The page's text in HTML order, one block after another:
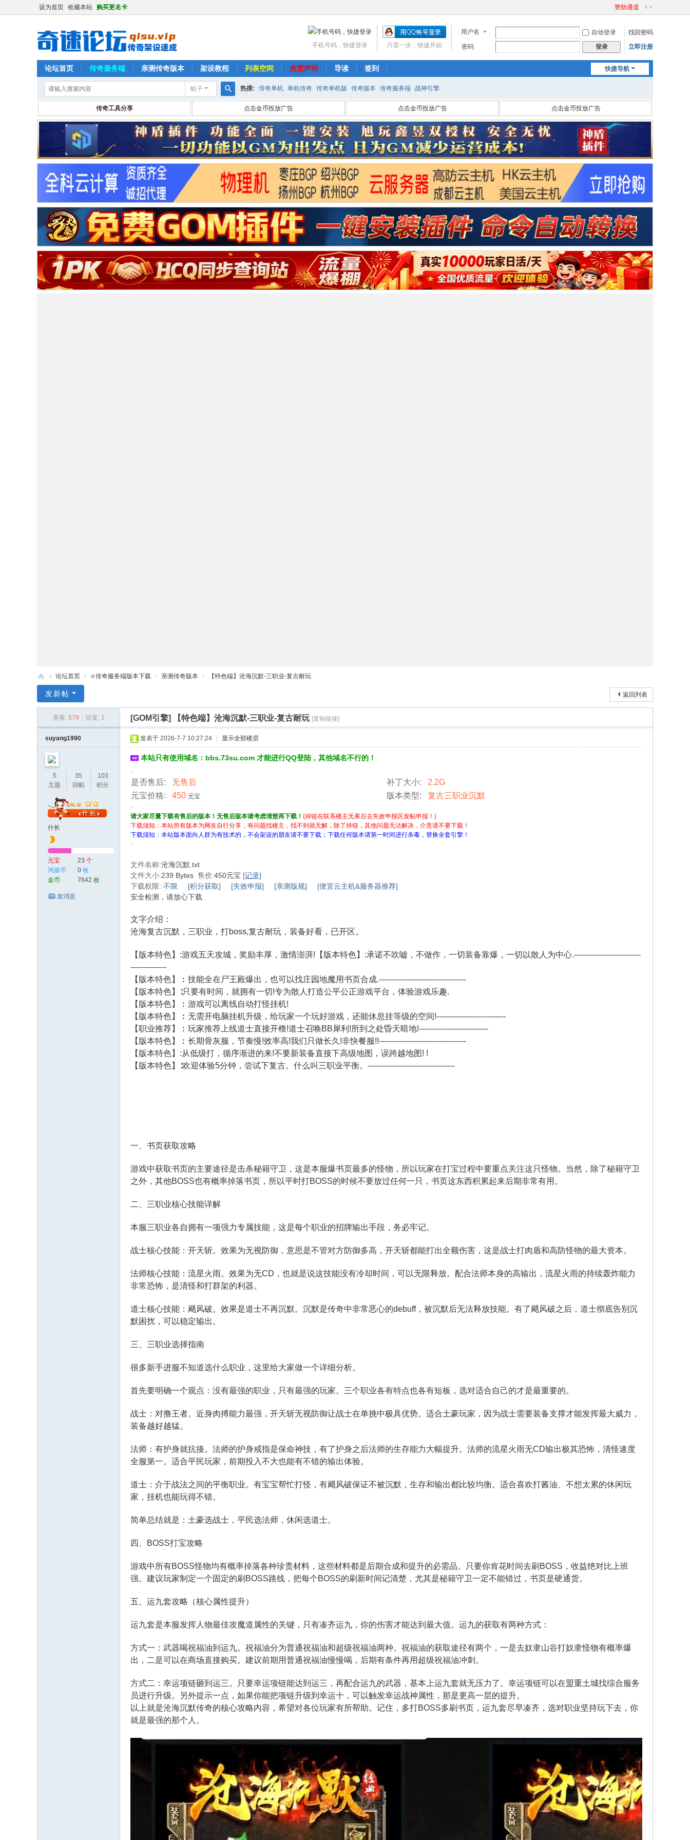
设为首页 收藏本站 购买更名卡 赞助通道
切
到
宽
用户名 自动登录
找回密码
密码
登录 立即注册
只需一步，快速开始
手机号码，快捷登录
快捷导航
论坛首页 传奇服务端 亲测传奇版本 架设教程 列表空间 免责声明 导读 签到
帖子
搜
索
热搜: 传奇单机 单机传奇 传奇单机版 传奇版本 传奇服务端 战神引擎
传奇工具分享 点击金币投放广告 点击金币投放广告 点击金币投放广告
奇
» 论坛首页 › ⊙传奇服务端版本下载 › 亲测传奇版本 › 【特色端】沧海沉默-三职业-复古耐玩
返回列表
发新帖
查看: 579 回复: 1 [GOM引擎] 【特色端】沧海沉默-三职业-复古耐玩 [复制链接]
suyang1990
5
主题
35
回帖
103
积分
什长
元宝 23 个
鸿盾币
0 枚
金币
7642 枚
发消息
发表于 2026-7-7 10:27:24 显示全部楼层
本站只有使用域名：bbs.73su.com 才能进行QQ登陆，其他域名不行的！
·
是否售后: 无售后 补丁大小:
2.2G
元宝价格:
450 元宝 版本类型: 复古三职业沉默
·
请大家尽量下载有售后的版本！无售后版本请考虑清楚再下载！ (掉链在联系楼主无果后去失效申报区发帖申报！)
下载须知：本站所有版本为网友自行分享，有问题找楼主，找不到就无解，除了掉链，其他问题无法解决，介意请不要下载！
下载须知：本站版本面向人群为有技术的，不会架设的朋友请不要下载；下载任何版本请第一时间进行杀毒，替换全套引擎！
·
文件名称:沧海沉默.txt
文件大小:239 Bytes 售价:450元宝 [记录]
下载权限: 不限 [积分获取] [失效申报] [亲测版规]
[便宜云主机&服务器推荐]
安全检测，请放心下载
文字介绍：
沧海复古沉默，三职业，打boss,复古耐玩，装备好看，已开区。
【版本特色】:游戏五天攻城，奖励丰厚，激情澎湃!【版本特色】:承诺不吹嘘，不做作，一切装备靠爆，一切以散人为中心.--------------------------
--------------
【版本特色】︰技能全在尸王殿爆出，也可以找庄园地魔用书页合成.----------------------------------
【版本特色】∶只要有时间，就拥有一切!专为散人打造公平公正游戏平台，体验游戏乐趣.
【版本特色】︰游戏可以离线自动打怪挂机!
【版本特色】︰无需开电脑挂机升级，给玩家一个玩好游戏，还能休息挂等级的空间!---------------------------
【职业推荐】︰玩家推荐上线道士直接开橹!道士召唤BB犀利!所到之处昏天暗地!---------------------------
【版本特色】︰长期骨灰服，节奏慢!效率高!我们只做长久!非快餐服!!----------------------------------
【版本特色】:从低级打，循序渐进的来!不要新装备直接下高级地图，误跨越地图! !
【版本特色】∶欢迎体验5分钟，尝试下复古。什么叫三职业平衡。----------------------------------
一、书页获取攻略
游戏中获取书页的主要途径是击杀秘籍守卫，这是本服爆书页最多的怪物，所以玩家在打宝过程中要重点关注这只怪物。当然，除了秘籍守卫
之外，其他BOSS也有概率掉落书页，所以平时打BOSS的时候不要放过任何一只，书页这东西积累起来后期非常有用。
二、三职业核心技能详解
本服三职业各自拥有一项强力专属技能，这是每个职业的招牌输出手段，务必牢记。
战士核心技能：开天斩。效果为无视防御，意思是不管对方防御多高，开天斩都能打出全额伤害，这是战士打肉盾和高防怪物的最大资本。
法师核心技能：流星火雨。效果为无CD，也就是说这技能没有冷却时间，可以无限释放。配合法师本身的高输出，流星火雨的持续轰炸能力
非常恐怖，是清怪和打群架的利器。
道士核心技能：飓风破。效果是道士不再沉默。沉默是传奇中非常恶心的debuff，被沉默后无法释放技能。有了飓风破之后，道士彻底告别沉
默困扰，可以稳定输出。
三、三职业选择指南
很多新手进服不知道选什么职业，这里给大家做一个详细分析。
首先要明确一个观点：没有最强的职业，只有最强的玩家。三个职业各有特点也各有短板，选对适合自己的才是最重要的。
战士：对撸王者。近身肉搏能力最强，开天斩无视防御让战士在单挑中极具优势。适合土豪玩家，因为战士需要装备支撑才能发挥最大威力，
装备越好越猛。
法师：有护身就抗揍。法师的护身戒指是保命神技，有了护身之后法师的生存能力大幅提升。法师的流星火雨无CD输出极其恐怖，清怪速度
全服第一。适合平民玩家，前期投入不大也能有不错的输出体验。
道士：介于战法之间的平衡职业。有宝宝帮忙打怪，有飓风破保证不被沉默，生存和输出都比较均衡。适合喜欢打酱油、不想太累的休闲玩
家，挂机也能玩得不错。
简单总结就是：土豪选战士，平民选法师，休闲选道士。
四、BOSS打宝攻略
游戏中所有BOSS怪物均有概率掉落各种珍贵材料，这些材料都是后期合成和提升的必需品。只要你肯花时间去刷BOSS，收益绝对比上班
强。建议玩家制定一个固定的刷BOSS路线，把每个BOSS的刷新时间记清楚，尤其是秘籍守卫一定不能错过，书页是硬通货。
五、运九套攻略（核心属性提升）
运九套是本服发挥人物最佳攻魔道属性的关键，只有凑齐运九，你的伤害才能达到最大值。运九的获取有两种方式：
方式一：武器喝祝福油到运九。祝福油分为普通祝福油和超级祝福油两种。祝福油的获取途径有两个，一是去奴隶山谷打奴隶怪物有概率爆
出，二是可以在商场直接购买。建议前期用普通祝福油慢慢喝，后期有条件再用超级祝福油冲刺。
方式二：幸运项链砸到运三。只要幸运项链能达到运三，再配合运九的武器，基本上运九套就无压力了。幸运项链可以在盟重土城找综合服务
员进行升级。另外提示一点，如果你能把项链升级到幸运十，可以触发幸运战神属性，那是更高一层的提升。
以上就是沧海沉默传奇的核心攻略内容，希望对各位玩家有所帮助。记住，多打BOSS多刷书页，运九套尽早凑齐，选对职业坚持玩下去，你
就是最强的那个人。